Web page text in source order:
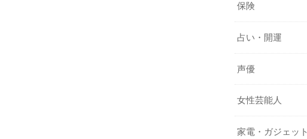
保険
占い・開運
声優
女性芸能人
家電・ガジェット